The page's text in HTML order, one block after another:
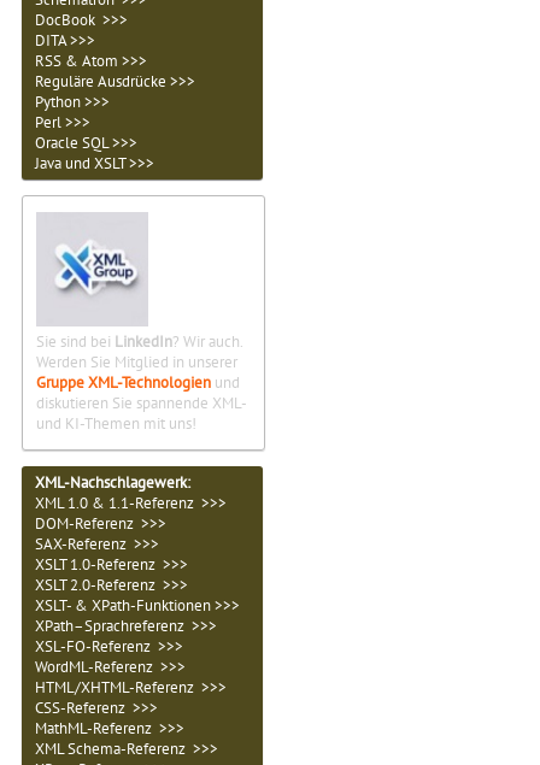
DocBook >>>
DITA >>>
RSS & Atom >>>
Reguläre Ausdrücke >>>
Python >>>
Perl >>>
Oracle SQL >>>
Java und XSLT >>>
Sie sind bei LinkedIn? Wir auch.
Werden Sie Mitglied in unserer
Gruppe XML-Technologien und
diskutieren Sie spannende XML-
und KI-Themen mit uns!
XML-Nachschlagewerk:
XML 1.0 & 1.1-Referenz >>>
DOM-Referenz >>>
SAX-Referenz >>>
XSLT 1.0-Referenz >>>
XSLT 2.0-Referenz >>>
XSLT- & XPath-Funktionen >>>
XPath–Sprachreferenz >>>
XSL-FO-Referenz >>>
WordML-Referenz >>>
HTML/XHTML-Referenz >>>
CSS-Referenz >>>
MathML-Referenz >>>
XML Schema-Referenz >>>